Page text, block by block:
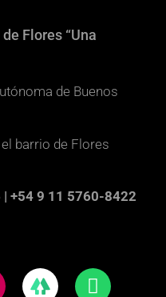
Flores “Una
de Buenos
barrio de Flores
+54 9 11 5760-8422
W